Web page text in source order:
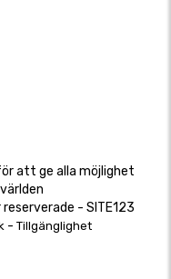
att ge alla möjlighet
- SITE123
- Tillgänglighet